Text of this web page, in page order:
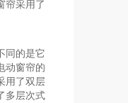
帘采用了
同的是它
动窗帘的
用了双层
多层次式